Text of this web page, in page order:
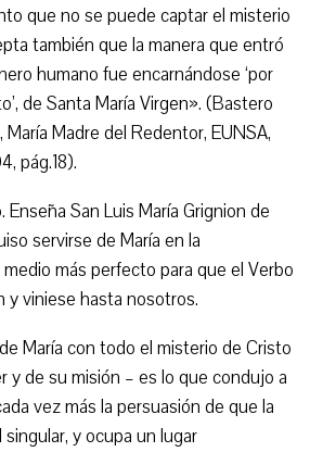
que no se puede captar el misterio
también que la manera que entró
humano fue encarnándose ‘por
de Santa María Virgen». (Bastero
María Madre del Redentor, EUNSA,
pág.18).
San Luis María Grignion de
servirse de María en la
más perfecto para que el Verbo
y viniese hasta nosotros.
María con todo el misterio de Cristo
y de su misión – es lo que condujo a
vez más la persuasión de que la
y ocupa un lugar